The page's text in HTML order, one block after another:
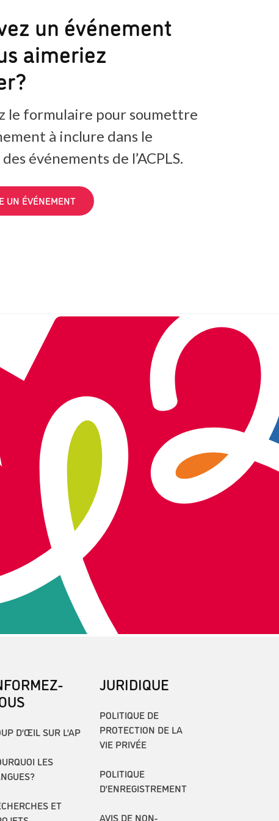
un événement
aimeriez
le formulaire pour soumettre
à inclure dans le
événements de l’ACPLS.
UN ÉVÉNEMENT
D’ŒIL SUR L’AP
LES
ET
JURIDIQUE
POLITIQUE DE
PROTECTION DE LA
VIE PRIVÉE
POLITIQUE
D’ENREGISTREMENT
AVIS DE NON-